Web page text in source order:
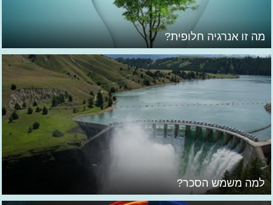
מה זו אנרגיה חלופית?
למה משמש הסכר?